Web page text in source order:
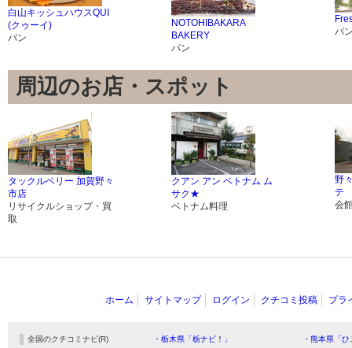
白山キッシュハウスQUI
(クゥーイ)
パン
NOTOHIBAKARA
BAKERY
パン
パ
周辺のお店・スポット
タックルベリー 加賀野々
市店
リサイクルショップ・買
取
クアン アン ベトナム ム
サク★
ベトナム料理
野
テ
会
ホーム サイトマップ ログイン クチコミ投稿 プラ
全国のクチコミナビ(R) ・栃木県「栃ナビ！」 ・熊本県「